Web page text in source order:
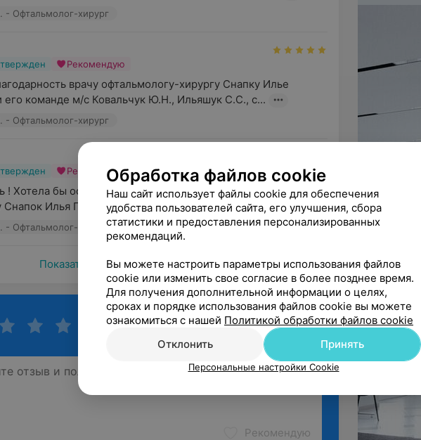
- Офтальмолог-хирург
Рекомендую
врачу офтальмологу-хирургу Снапку Илье
его команде м/с Ковальчук Ю.Н., Ильяшук С.С., с...
- Офтальмолог-хирург
Рекомендую
! Хотела бы оставить свой отзыв для профессионала своего
Снапок Илья Петрович и его команде, кт...
- Офтальмолог-хирург
Показать ещё
Рекомендую
Обработка файлов cookie
Наш сайт использует файлы cookie для обеспечения
удобства пользователей сайта, его улучшения, сбора
статистики и предоставления персонализированных
рекомендаций.
Вы можете настроить параметры использования файлов
cookie или изменить свое согласие в более позднее время.
Для получения дополнительной информации о целях,
сроках и порядке использования файлов cookie вы можете
ознакомиться с нашей Политикой обработки файлов cookie
Отклонить
Принять
Персональные настройки Cookie